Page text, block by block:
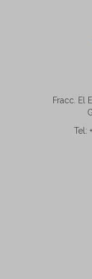
Fracc. El
Tel: